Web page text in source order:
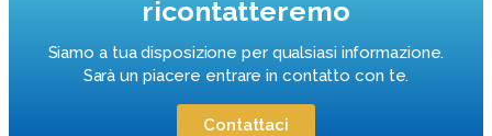
ricontatteremo
Siamo a tua disposizione per qualsiasi informazione.
Sarà un piacere entrare in contatto con te.
Contattaci